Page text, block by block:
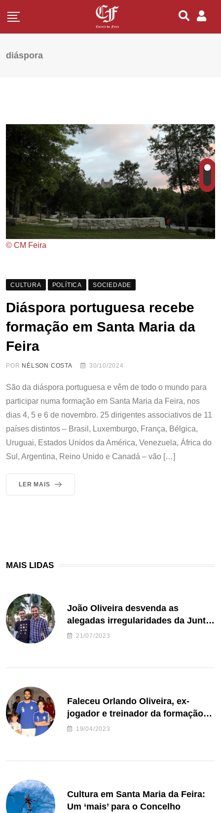
diáspora
© CM Feira
CULTURA POLÍTICA SOCIEDADE
Diáspora portuguesa recebe
formação em Santa Maria da
Feira
POR NÉLSON COSTA 30/10/2024
São da diáspora portuguesa e vêm de todo o mundo para
participar numa formação em Santa Maria da Feira, nos
dias 4, 5 e 6 de novembro. 25 dirigentes associativos de 11
países distintos – Brasil, Luxemburgo, França, Bélgica,
Uruguai, Estados Unidos da América, Venezuela, África do
Sul, Argentina, Reino Unido e Canadá – vão […]
LER MAIS
MAIS LIDAS
João Oliveira desvenda as
alegadas irregularidades da Junta
de Freguesia S. João de Ver
21/07/2023
Faleceu Orlando Oliveira, ex-
jogador e treinador da formação
de andebol do Feirense
19/04/2023
Cultura em Santa Maria da Feira:
Um ‘mais’ para o Concelho